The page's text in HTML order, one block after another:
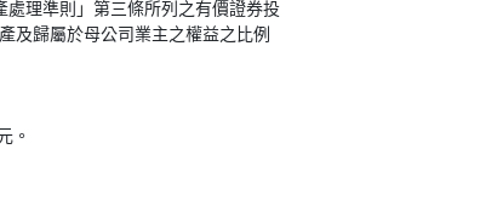
處理準則」第三條所列之有價證券投
及歸屬於母公司業主之權益之比例
。